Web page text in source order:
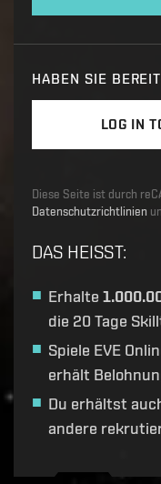
HABEN SIE
LOG IN
Diese Seite ist durch
Datenschutzrichtlinien
DAS HEISST :
Erhalte
die 20 Tage
Spiele EVE
erhält
Du erhältst
andere